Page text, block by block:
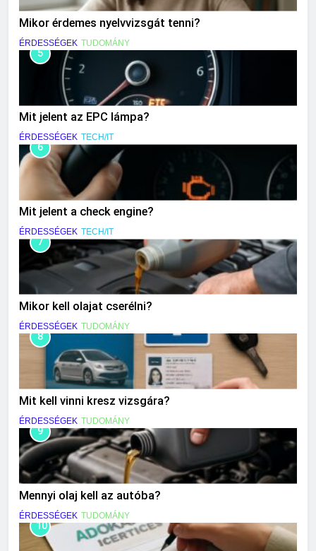
Mikor érdemes nyelvvizsgát tenni?
ÉRDESSÉGEK TUDOMÁNY
5
Mit jelent az EPC lámpa?
ÉRDESSÉGEK TECH/IT
6
Mit jelent a check engine?
ÉRDESSÉGEK TECH/IT
7
Mikor kell olajat cserélni?
ÉRDESSÉGEK TUDOMÁNY
8
Mit kell vinni kresz vizsgára?
ÉRDESSÉGEK TUDOMÁNY
9
Mennyi olaj kell az autóba?
ÉRDESSÉGEK TUDOMÁNY
10